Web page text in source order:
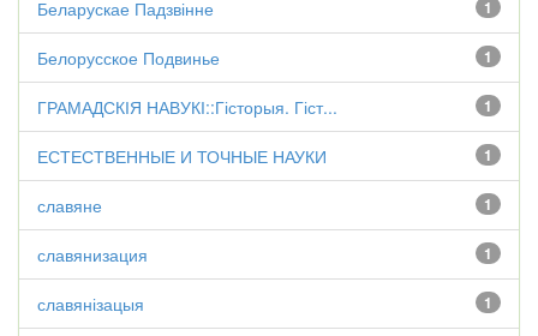
1
Беларускае Падзвінне
1
Белорусское Подвинье
1
ГРАМАДСКІЯ НАВУКІ::Гісторыя. Гіст...
1
ЕСТЕСТВЕННЫЕ И ТОЧНЫЕ НАУКИ
1
славяне
1
славянизация
1
славянізацыя